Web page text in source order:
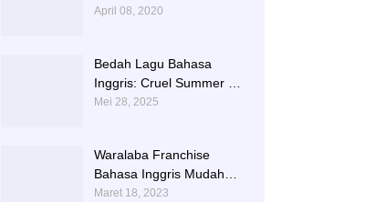
Audionya | 085856362225
April 08, 2020
Bedah Lagu Bahasa
Inggris: Cruel Summer –
Taylor Swift | 0813-2597-
Mei 28, 2025
Waralaba Franchise
Bahasa Inggris Mudah
dan Aman | 085 856 362
Maret 18, 2023